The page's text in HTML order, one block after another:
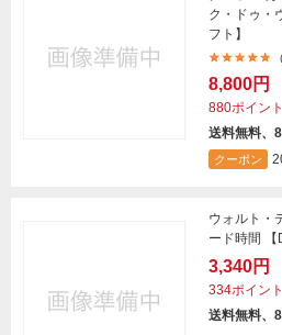
ク・ドゥ・
フト】
8,800円
880ポイント
送料無料、8
クーポン
ウォルト・
ード時間 【
3,340円
334ポイント
送料無料、8